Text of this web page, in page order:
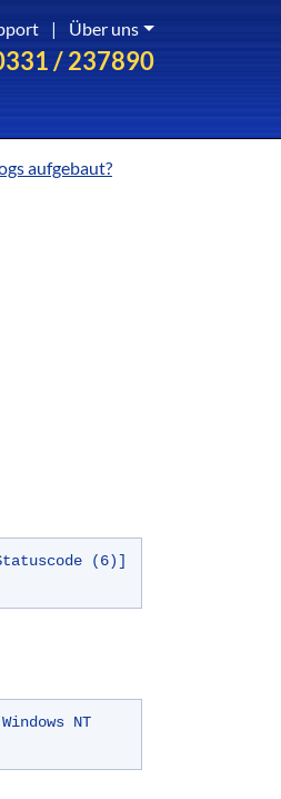
/ 237890
| Über uns
aufgebaut?
(6)]
NT